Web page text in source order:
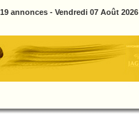
annonces - Vendredi 07 Août 2026